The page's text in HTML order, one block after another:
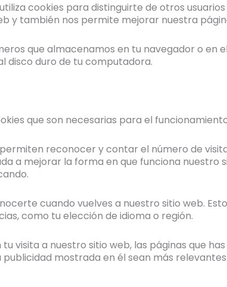
cookies para distinguirte de otros
y también nos permite mejorar nuestra
que almacenamos en tu navegador o en
disco duro de tu computadora.
que son necesarias para el
reconocer y contar el número de
a mejorar la forma en que funciona nuestro
cuando vuelves a nuestro sitio web.
como tu elección de idioma o región.
visita a nuestro sitio web, las páginas que
mostrada en él sean más